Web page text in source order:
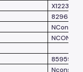
X122315
8296332
NConsta
NCONSTA
8595925
Nconsta